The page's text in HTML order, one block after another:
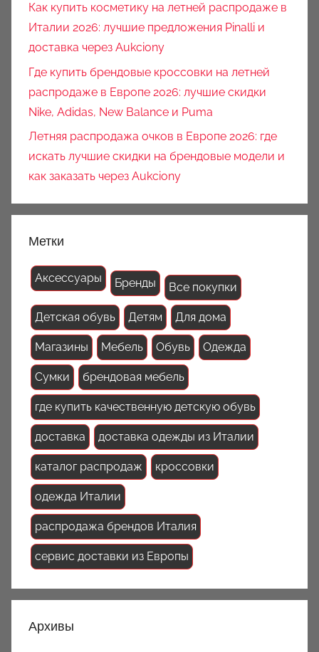
Как купить косметику на летней распродаже в
Италии 2026: лучшие предложения Pinalli и
доставка через Aukciony
Где купить брендовые кроссовки на летней
распродаже в Европе 2026: лучшие скидки
Nike, Adidas, New Balance и Puma
Летняя распродажа очков в Европе 2026: где
искать лучшие скидки на брендовые модели и
как заказать через Aukciony
Метки
Аксессуары Бренды Все покупки
Детская обувь Детям Для дома
Магазины Мебель Обувь Одежда
Сумки брендовая мебель
где купить качественную детскую обувь
доставка доставка одежды из Италии
каталог распродаж кроссовки
одежда Италии
распродажа брендов Италия
сервис доставки из Европы
Архивы